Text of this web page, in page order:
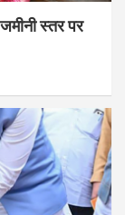
स्तर पर